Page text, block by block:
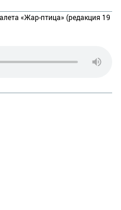
«Жар-птица» (редакция 19